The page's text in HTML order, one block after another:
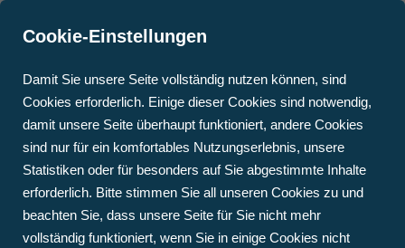
HEIZUNGSSYSTEME
• PELLETHEIZUNG
• HYBRIDSYSTEM:
STAATLICHE
WARTUNG
WÄRMEPUMPEN
TERMIN BUCHEN
AUSBILDUNG
FRAG DEN FACHMANN
Ihr Fachbetrieb für bewährte
Ölheizungen in Koblenz und
Umgebung
Cookie-Einstellungen
Damit Sie unsere Seite vollständig nutzen können, sind
Cookies erforderlich. Einige dieser Cookies sind notwendig,
damit unsere Seite überhaupt funktioniert, andere Cookies
sind nur für ein komfortables Nutzungserlebnis, unsere
Statistiken oder für besonders auf Sie abgestimmte Inhalte
erforderlich. Bitte stimmen Sie all unseren Cookies zu und
beachten Sie, dass unsere Seite für Sie nicht mehr
vollständig funktioniert, wenn Sie in einige Cookies nicht